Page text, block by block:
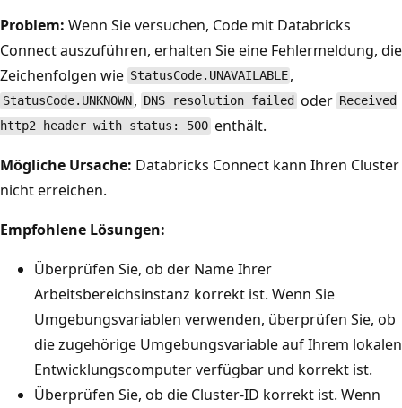
Problem: Wenn Sie versuchen, Code mit Databricks
Connect auszuführen, erhalten Sie eine Fehlermeldung, die
Zeichenfolgen wie StatusCode.UNAVAILABLE ,
StatusCode.UNKNOWN , DNS resolution failed oder Received
http2 header with status: 500 enthält.
Mögliche Ursache: Databricks Connect kann Ihren Cluster
nicht erreichen.
Empfohlene Lösungen:
Überprüfen Sie, ob der Name Ihrer
Arbeitsbereichsinstanz korrekt ist. Wenn Sie
Umgebungsvariablen verwenden, überprüfen Sie, ob
die zugehörige Umgebungsvariable auf Ihrem lokalen
Entwicklungscomputer verfügbar und korrekt ist.
Überprüfen Sie, ob die Cluster-ID korrekt ist. Wenn